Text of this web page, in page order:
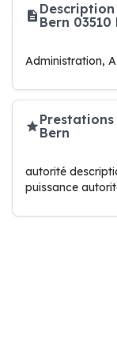
Bern
Administration,
Bern
autorité
puissance